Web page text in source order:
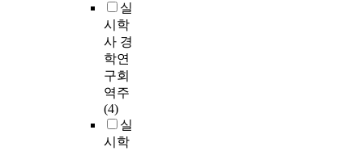
실
시학
사 경
학연
구회
역주
(4)
실
시학